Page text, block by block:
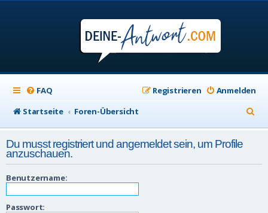
FAQ Anmelden
Registrieren
Startseite
Foren-Übersicht
u
h
Du musst registriert und angemeldet sein, um Profile
anzuschauen.
Benutzername:
Passwort: